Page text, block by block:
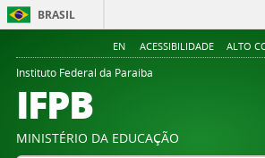
BRASIL
EN ACESSIBILIDADE ALTO
Instituto Federal da Paraiba
IFPB
MINISTÉRIO DA EDUCAÇÃO